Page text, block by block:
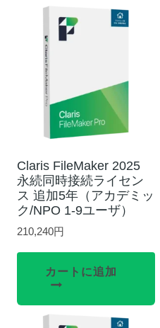
Claris FileMaker 2025
永続同時接続ライセン
ス 追加5年（アカデミッ
ク/NPO 1-9ユーザ）
210,240円
カートに追加